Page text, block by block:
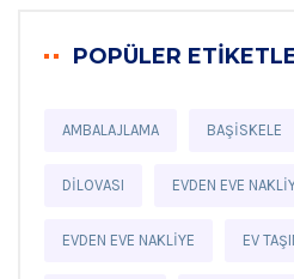
POPÜLER
AMBALAJLAMA BAŞISKELE
DILOVASI EVDEN EVE
EVDEN EVE NAKLIYE EV